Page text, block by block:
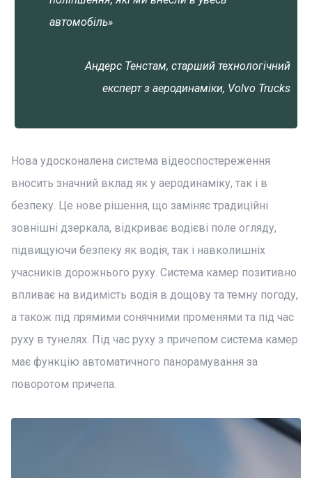
автомобіль»
Андерс Тенстам, старший технологічний
експерт з аеродинаміки, Volvo Trucks
Нова удосконалена система відеоспостереження
вносить значний вклад як у аеродинаміку, так і в
безпеку. Це нове рішення, що заміняє традиційні
зовнішні дзеркала, відкриває водієві поле огляду,
підвищуючи безпеку як водія, так і навколишніх
учасників дорожнього руху. Система камер позитивно
впливає на видимість водія в дощову та темну погоду,
а також під прямими сонячними променями та під час
руху в тунелях. Під час руху з причепом система камер
має функцію автоматичного панорамування за
поворотом причепа.